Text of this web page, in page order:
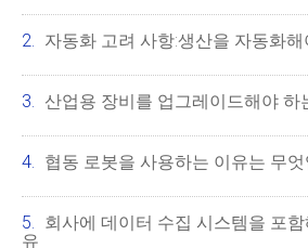
자동화 고려 사항:생산을 자동화해
산업용 장비를 업그레이드해야 하
협동 로봇을 사용하는 이유는 무
회사에 데이터 수집 시스템을 포
유